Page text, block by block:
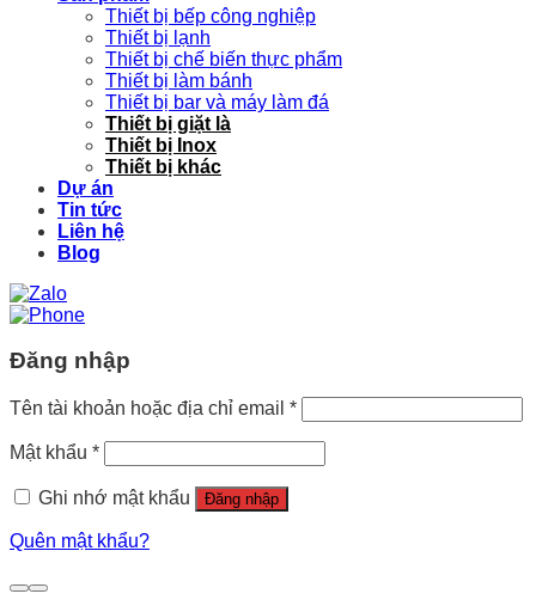
Thiết bị bếp công nghiệp
Thiết bị lạnh
Thiết bị chế biến thực phẩm
Thiết bị làm bánh
Thiết bị bar và máy làm đá
Thiết bị giặt là
Thiết bị Inox
Thiết bị khác
Dự án
Tin tức
Liên hệ
Blog
Đăng nhập
Tên tài khoản hoặc địa chỉ email *
Mật khẩu *
Ghi nhớ mật khẩu Đăng nhập
Quên mật khẩu?